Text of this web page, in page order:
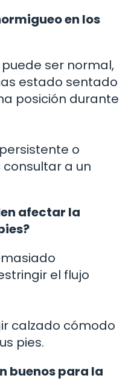
en los
ser normal,
estado sentado
posición durante
o
a un
afectar la
el flujo
calzado cómodo
pies.
buenos para la